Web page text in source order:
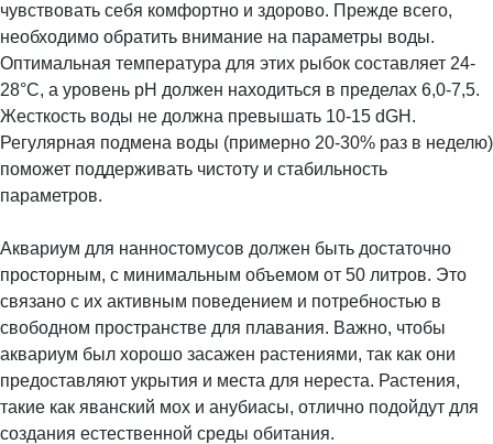
чувствовать себя комфортно и здорово. Прежде всего,
необходимо обратить внимание на параметры воды.
Оптимальная температура для этих рыбок составляет 24-
28°C, а уровень pH должен находиться в пределах 6,0-7,5.
Жесткость воды не должна превышать 10-15 dGH.
Регулярная подмена воды (примерно 20-30% раз в неделю)
поможет поддерживать чистоту и стабильность
параметров.
Аквариум для нанностомусов должен быть достаточно
просторным, с минимальным объемом от 50 литров. Это
связано с их активным поведением и потребностью в
свободном пространстве для плавания. Важно, чтобы
аквариум был хорошо засажен растениями, так как они
предоставляют укрытия и места для нереста. Растения,
такие как яванский мох и анубиасы, отлично подойдут для
создания естественной среды обитания.